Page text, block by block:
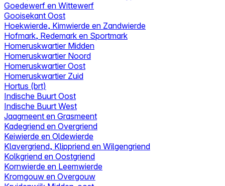
Goedewerf en Wittewerf
Gooisekant Oost
Hoekwierde, Kimwierde en Zandwierde
Hofmark, Redemark en Sportmark
Homeruskwartier Midden
Homeruskwartier Noord
Homeruskwartier Oost
Homeruskwartier Zuid
Hortus (brt)
Indische Buurt Oost
Indische Buurt West
Jaagmeent en Grasmeent
Kadegriend en Overgriend
Keiwierde en Oldewierde
Klavergriend, Klippriend en Wilgengriend
Kolkgriend en Oostgriend
Kornwierde en Leemwierde
Kromgouw en Overgouw